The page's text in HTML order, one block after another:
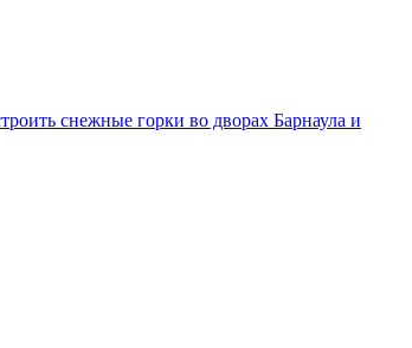
снежные горки во дворах Барнаула и